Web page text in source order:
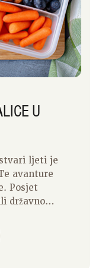
U
ljeti je
avanture
Posjet
državnom
dobar u